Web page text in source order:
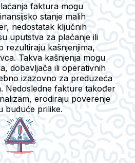
faktura mogu
stanje malih
nedostatak ključnih
uputstva za plaćanje ili
rezultiraju kašnjenjima,
Takva kašnjenja mogu
dobavljača ili operativnih
izazovno za preduzeća
Nedosledne fakture također
erodiraju poverenje
buduće prilike.